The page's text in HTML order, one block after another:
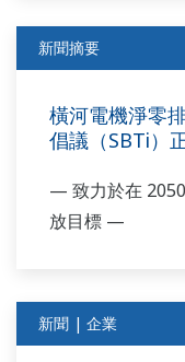
新聞摘要
橫河電機淨零
倡議（SBTi）
— 致力於在
放目標 —
新聞 | 企業